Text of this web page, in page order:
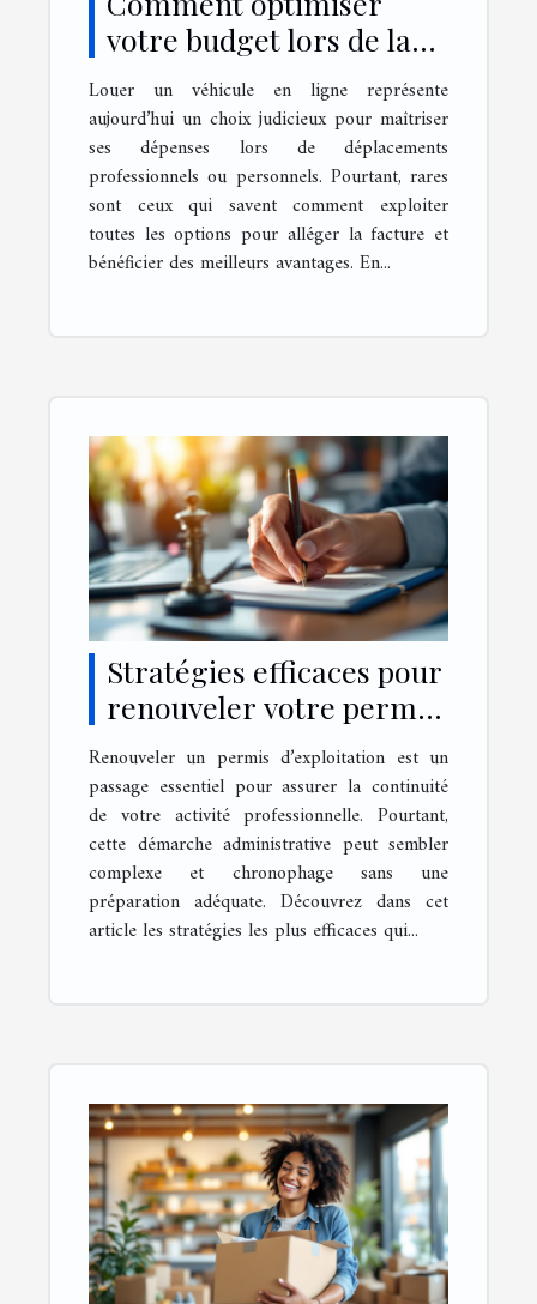
votre budget lors de la
location de véhicules en
ligne ?
Louer un véhicule en ligne représente
aujourd’hui un choix judicieux pour maîtriser
ses dépenses lors de déplacements
professionnels ou personnels. Pourtant, rares
sont ceux qui savent comment exploiter
toutes les options pour alléger la facture et
bénéficier des meilleurs avantages. En...
Stratégies efficaces pour
renouveler votre permis
d'exploitation
Renouveler un permis d’exploitation est un
passage essentiel pour assurer la continuité
de votre activité professionnelle. Pourtant,
cette démarche administrative peut sembler
complexe et chronophage sans une
préparation adéquate. Découvrez dans cet
article les stratégies les plus efficaces qui...